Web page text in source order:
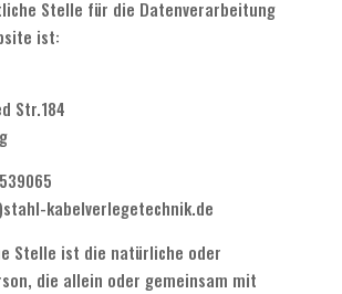
Stelle für die Datenverarbeitung
ist:
Str.184
kabelverlegetechnik.de
Stelle ist die natürliche oder
die allein oder gemeinsam mit